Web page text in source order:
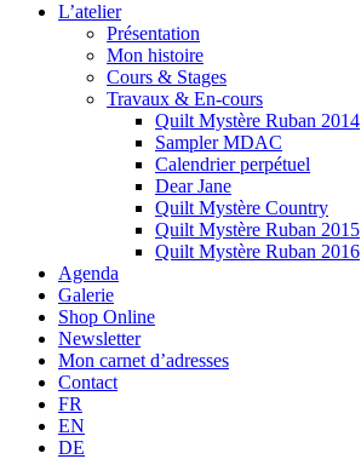
L’atelier
Présentation
Mon histoire
Cours & Stages
Travaux & En-cours
Quilt Mystère Ruban 2014
Sampler MDAC
Calendrier perpétuel
Dear Jane
Quilt Mystère Country
Quilt Mystère Ruban 2015
Quilt Mystère Ruban 2016
Agenda
Galerie
Shop Online
Newsletter
Mon carnet d’adresses
Contact
FR
EN
DE